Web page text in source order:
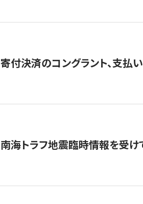
寄付決済のコングラント、支払
南海トラフ地震臨時情報を受け